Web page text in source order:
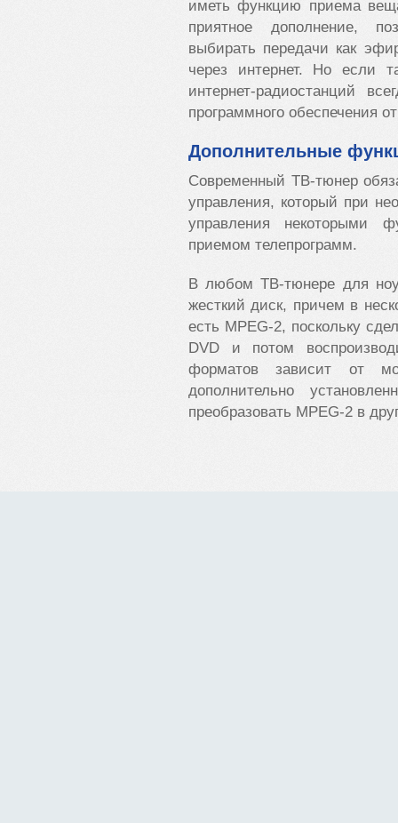
иметь функцию приема
приятное дополнение,
выбирать передачи как
через интернет. Но если
интернет-радиостанций
программного обеспечения
Дополнительные
Современный ТВ-тюнер
управления, который при
управления некоторыми
приемом телепрограмм.
В любом ТВ-тюнере для
жесткий диск, причем в
есть MPEG-2, поскольку
DVD и потом
форматов зависит от
дополнительно
преобразовать MPEG-2 в